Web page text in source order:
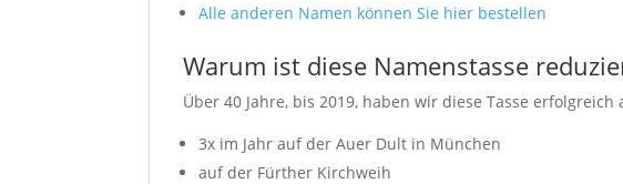
Alle anderen Namen können Sie hier bestellen
Warum ist diese Namenstasse
Über 40 Jahre, bis 2019, haben wir diese Tasse
3x im Jahr auf der Auer Dult in München
auf der Fürther Kirchweih